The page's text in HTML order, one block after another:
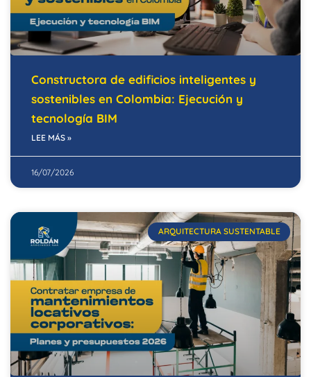
Constructora de edificios inteligentes y
sostenibles en Colombia: Ejecución y
tecnología BIM
LEE MÁS »
16/07/2026
ARQUITECTURA SUSTENTABLE